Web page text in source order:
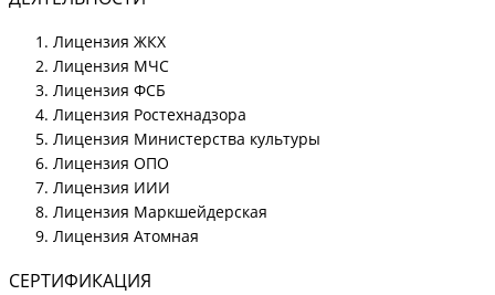
Лицензия ЖКХ
Лицензия МЧС
Лицензия ФСБ
Лицензия Ростехнадзора
Лицензия Министерства культуры
Лицензия ОПО
Лицензия ИИИ
Лицензия Маркшейдерская
Лицензия Атомная
СЕРТИФИКАЦИЯ